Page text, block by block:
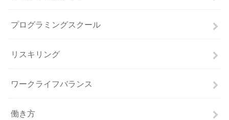
プログラミングスクール
リスキリング
ワークライフバランス
働き方